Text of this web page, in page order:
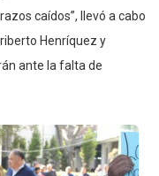
caídos”, llevó a cabo
Henríquez y
ante la falta de